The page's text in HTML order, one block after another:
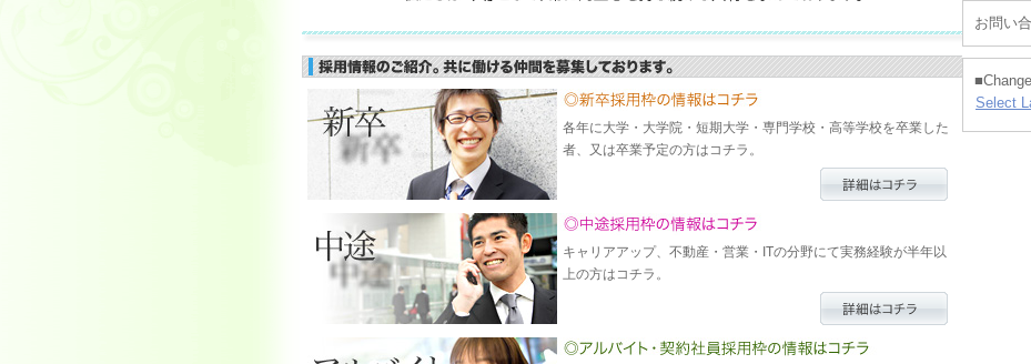
各年に大学・大学院・短期大学・専門学校・高等学校を卒業した
者、又は卒業予定の方はコチラ。
キャリアアップ、不動産・営業・ITの分野にて実務経験が半年以
上の方はコチラ。
お問い
Select